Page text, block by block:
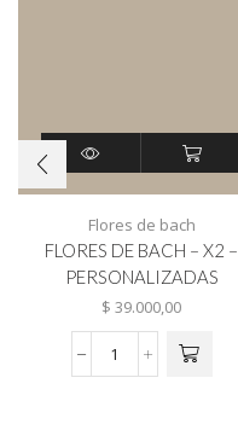
Flores de bach
FLORES DE BACH – X2 –
PERSONALIZADAS
$ 39.000,00